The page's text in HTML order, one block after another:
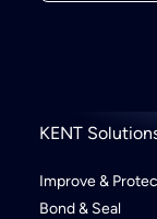
KENT
Improve &
Bond & Seal